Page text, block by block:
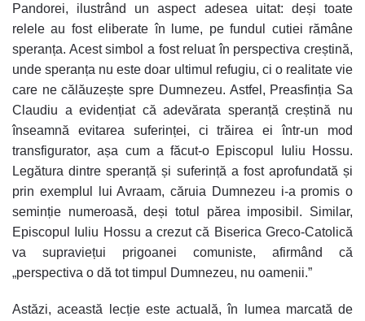
Pandorei, ilustrând un aspect adesea uitat: deși toate
relele au fost eliberate în lume, pe fundul cutiei rămâne
speranța. Acest simbol a fost reluat în perspectiva creștină,
unde speranța nu este doar ultimul refugiu, ci o realitate vie
care ne călăuzește spre Dumnezeu. Astfel, Preasfinția Sa
Claudiu a evidențiat că adevărata speranță creștină nu
înseamnă evitarea suferinței, ci trăirea ei într-un mod
transfigurator, așa cum a făcut-o Episcopul Iuliu Hossu.
Legătura dintre speranță și suferință a fost aprofundată și
prin exemplul lui Avraam, căruia Dumnezeu i-a promis o
seminție numeroasă, deși totul părea imposibil. Similar,
Episcopul Iuliu Hossu a crezut că Biserica Greco-Catolică
va supraviețui prigoanei comuniste, afirmând că
„perspectiva o dă tot timpul Dumnezeu, nu oamenii.”
Astăzi, această lecție este actuală, în lumea marcată de